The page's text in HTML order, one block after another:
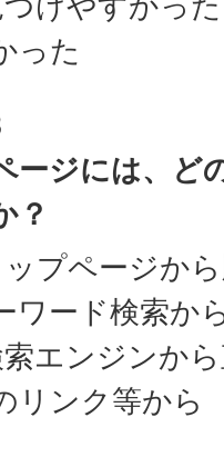
った
ージには、ど
？
プページか
ワード検索か
エンジンか
リンク等から